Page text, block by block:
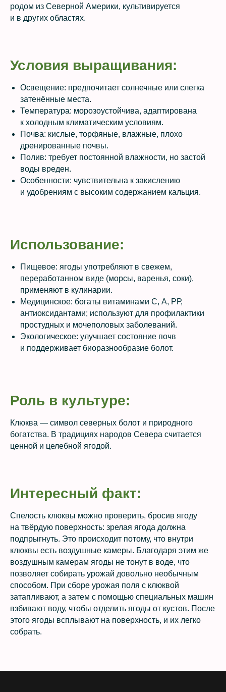
родом из Северной Америки, культивируется
и в других областях.
Условия выращивания:
Освещение: предпочитает солнечные или слегка
затенённые места.
Температура: морозоустойчива, адаптирована
к холодным климатическим условиям.
Почва: кислые, торфяные, влажные, плохо
дренированные почвы.
Полив: требует постоянной влажности, но застой
воды вреден.
Особенности: чувствительна к закислению
и удобрениям с высоким содержанием кальция.
Использование:
Пищевое: ягоды употребляют в свежем,
переработанном виде (морсы, варенья, соки),
применяют в кулинарии.
Медицинское: богаты витаминами С, А, РР,
антиоксидантами; используют для профилактики
простудных и мочеполовых заболеваний.
Экологическое: улучшает состояние почв
и поддерживает биоразнообразие болот.
Роль в культуре:
Клюква — символ северных болот и природного
богатства. В традициях народов Севера считается
ценной и целебной ягодой.
Интересный факт:
Спелость клюквы можно проверить, бросив ягоду
на твёрдую поверхность: зрелая ягода должна
подпрыгнуть. Это происходит потому, что внутри
клюквы есть воздушные камеры. Благодаря этим же
воздушным камерам ягоды не тонут в воде, что
позволяет собирать урожай довольно необычным
способом. При сборе урожая поля с клюквой
затапливают, а затем с помощью специальных машин
взбивают воду, чтобы отделить ягоды от кустов. После
этого ягоды всплывают на поверхность, и их легко
собрать.